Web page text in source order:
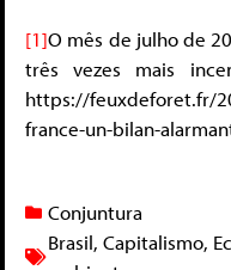
[1]O mês de julho de
três vezes mais
https://feuxdeforet.fr/
france-un-bilan-
Conjuntura
Brasil, Capitalismo,